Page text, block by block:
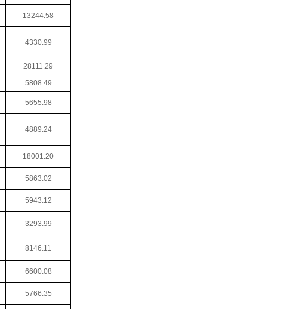
13244.58
4330.99
28111.29
5808.49
5655.98
4889.24
18001.20
5863.02
5943.12
3293.99
8146.11
6600.08
5766.35